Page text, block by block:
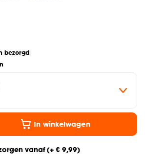
bezorgd
In winkelwagen
vanaf (+ € 9,99)